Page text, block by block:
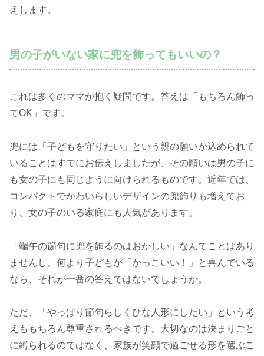
えします。
男の子がいない家に兜を飾ってもいいの？
これは多くのママが抱く疑問です。答えは「もちろん飾っ
てOK」です。
兜には「子どもを守りたい」という親の願いが込められて
いることはすでにお伝えしましたが、その願いは男の子に
も女の子にも同じように向けられるものです。近年では、
コンパクトでかわいらしいデザインの兜飾りも増えてお
り、女の子のいる家庭にも人気があります。
「端午の節句に兜を飾るのはおかしい」なんてことはあり
ませんし、何より子どもが「かっこいい！」と喜んでいる
なら、それが一番の答えではないでしょうか。
ただ、「やっぱり節句らしくひな人形にしたい」という考
えももちろん尊重されるべきです。大切なのは決まりごと
に縛られるのではなく、家族が笑顔で過ごせる形を選ぶこ